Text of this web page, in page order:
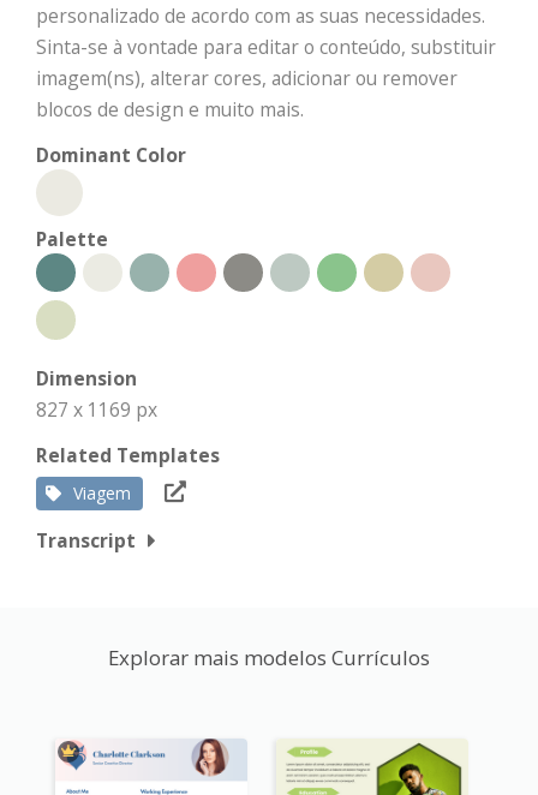
personalizado de acordo com as suas necessidades.
Sinta-se à vontade para editar o conteúdo, substituir
imagem(ns), alterar cores, adicionar ou remover
blocos de design e muito mais.
Dominant Color
Palette
Dimension
827 x 1169 px
Related Templates
Viagem
Transcript
Explorar mais modelos Currículos